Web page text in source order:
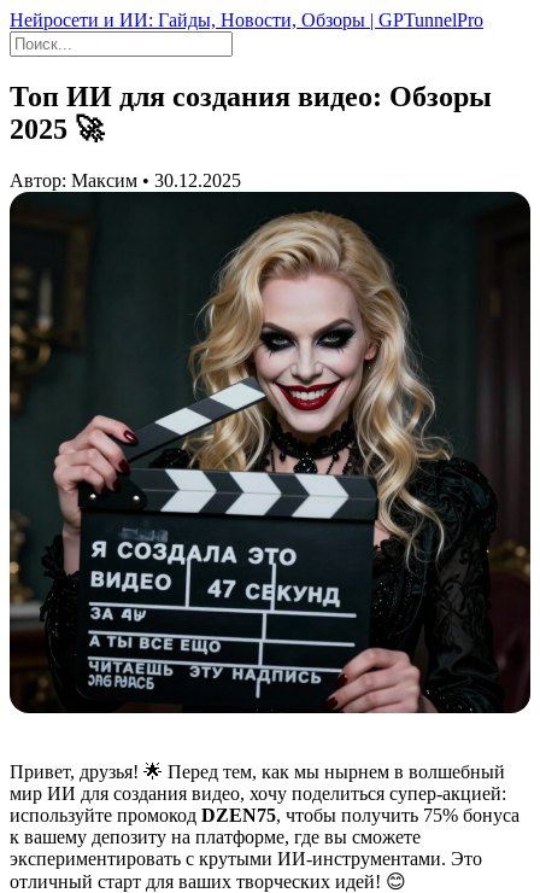
Нейросети и ИИ: Гайды, Новости, Обзоры | GPTunnelPro
Топ ИИ для создания видео: Обзоры
2025 🚀
Автор: Максим • 30.12.2025
Привет, друзья! 🌟 Перед тем, как мы нырнем в волшебный
мир ИИ для создания видео, хочу поделиться супер-акцией:
используйте промокод DZEN75, чтобы получить 75% бонуса
к вашему депозиту на платформе, где вы сможете
экспериментировать с крутыми ИИ-инструментами. Это
отличный старт для ваших творческих идей! 😊